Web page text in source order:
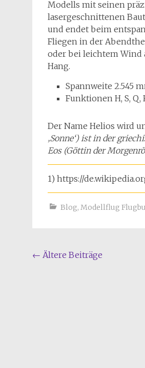
Modells mit seinen
lasergeschnittenen
und endet beim
Fliegen in der
oder bei leichtem Wind
Hang.
Spannweite 2.545
Funktionen H, S, Q,
Der Name Helios wird
‚Sonne‘) ist in der
Eos (Göttin der
1) https://
Blog, Modellflug
Beitragsnavigation
← Ältere Beiträge